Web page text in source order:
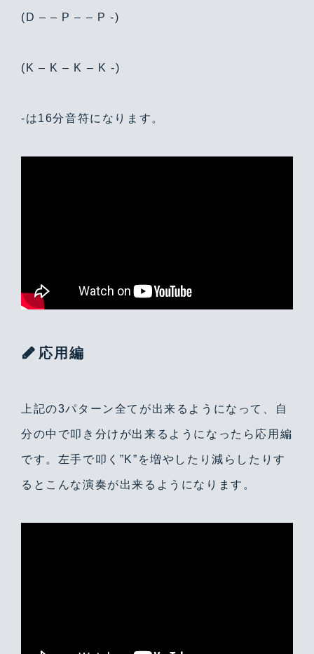
(D – – P – – P -)
(K – K – K – K -)
-は16分音符になります。
応用編
上記の3パターン全てが出来るようになって、自
分の中で叩き分けが出来るようになったら応用編
です。左手で叩く”K”を増やしたり減らしたりす
るとこんな演奏が出来るようになります。